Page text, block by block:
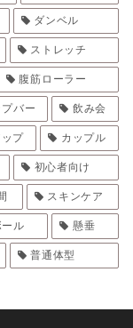
ダンベル
ストレッチ
腹筋ローラー
バー 飲み会
プ カップル
初心者向け
スキンケア
ル 懸垂
普通体型